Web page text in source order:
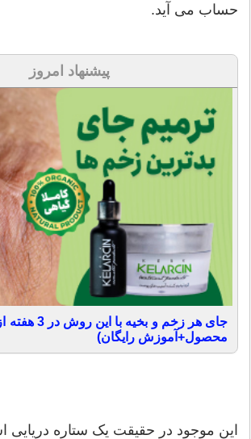
حساب می آید.
پیشنهاد امروز
جای هر زخم و
محصول+آموزش رایگان)
این موجود در حقیقت یک ستاره دریایی